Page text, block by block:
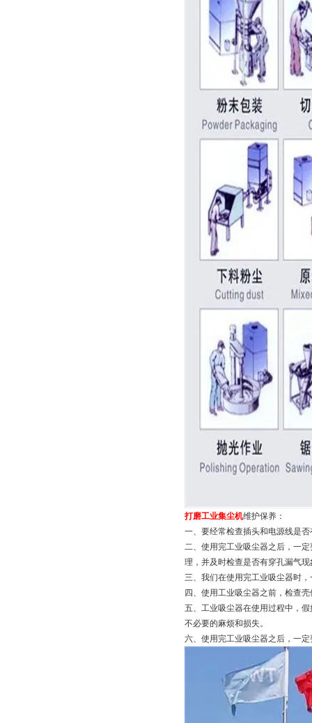
打磨工业集尘机维护保养：
一、要经常检查插头和电源线是
二、使用完工业吸尘器之后，一
理，并及时检查是否有穿孔漏气
三、我们在使用完工业吸尘器时
四、使用工业吸尘器之前，检查
五、工业吸尘器在使用过程中，
不必要的麻烦和损失。
六、使用完工业吸尘器之后，一